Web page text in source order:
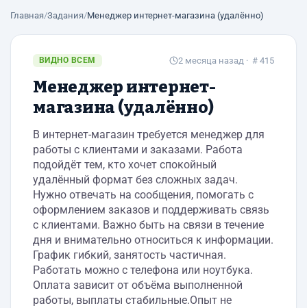
Главная/Задания/Менеджер интернет-магазина (удалённо)
ВИДНО ВСЕМ 2 месяца назад · # 415
Менеджер интернет-
магазина (удалённо)
В интернет-магазин требуется менеджер для
работы с клиентами и заказами. Работа
подойдёт тем, кто хочет спокойный
удалённый формат без сложных задач.
Нужно отвечать на сообщения, помогать с
оформлением заказов и поддерживать связь
с клиентами. Важно быть на связи в течение
дня и внимательно относиться к информации.
График гибкий, занятость частичная.
Работать можно с телефона или ноутбука.
Оплата зависит от объёма выполненной
работы, выплаты стабильные.Опыт не